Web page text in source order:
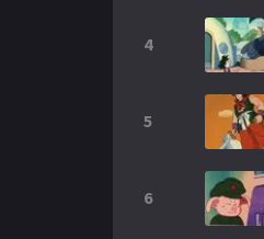
4
5
6